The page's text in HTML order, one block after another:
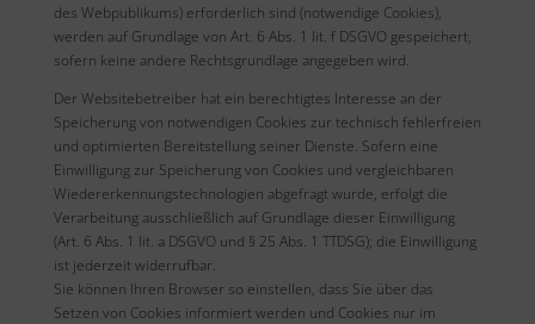
des Webpublikums) erforderlich sind (notwendige Cookies),
werden auf Grundlage von Art. 6 Abs. 1 lit. f DSGVO gespeichert,
sofern keine andere Rechtsgrundlage angegeben wird.
Der Websitebetreiber hat ein berechtigtes Interesse an der
Speicherung von notwendigen Cookies zur technisch fehlerfreien
und optimierten Bereitstellung seiner Dienste. Sofern eine
Einwilligung zur Speicherung von Cookies und vergleichbaren
Wiedererkennungstechnologien abgefragt wurde, erfolgt die
Verarbeitung ausschließlich auf Grundlage dieser Einwilligung
(Art. 6 Abs. 1 lit. a DSGVO und § 25 Abs. 1 TTDSG); die Einwilligung
ist jederzeit widerrufbar.
Sie können Ihren Browser so einstellen, dass Sie über das
Setzen von Cookies informiert werden und Cookies nur im